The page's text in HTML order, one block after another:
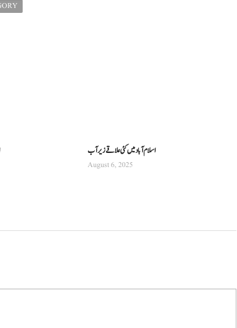
اسلام آباد میں کئی علاقے زیر آب
August 6, 2025